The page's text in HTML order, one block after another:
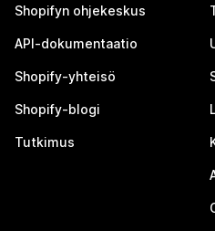
Shopifyn ohjekeskus
API-dokumentaatio
Shopify-yhteisö
Shopify-blogi
Tutkimus